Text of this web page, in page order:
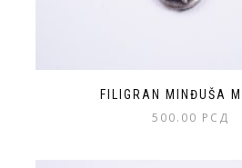
FILIGRAN MINĐUŠA
500.00 РСД